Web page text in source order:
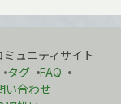
ュニティサイト
タグ
FAQ
い合わせ